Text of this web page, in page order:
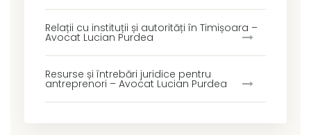
Relații cu instituții și autorități în Timișoara –
Avocat Lucian Purdea
Resurse și întrebări juridice pentru
antreprenori – Avocat Lucian Purdea